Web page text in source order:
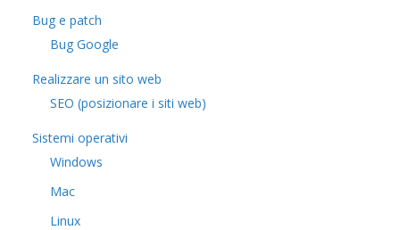
Bug e patch
Bug Google
Realizzare un sito web
SEO (posizionare i siti web)
Sistemi operativi
Windows
Mac
Linux